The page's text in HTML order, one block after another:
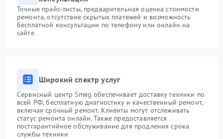
Точные прайс-листы, предварительная оценка стоимости
ремонта, отсутствие скрытых платежей и возможность
бесплатной консультации по телефону или онлайн на
сайте
Широкий спектр услуг
Сервисный центр Smeg обеспечивает доставку техники по
всей РФ, бесплатную диагностику и качественный ремонт,
включая срочный ремонт. Клиенты могут отслеживать
статус ремонта онлайн. Также предоставляется
постгарантийное обслуживание для продления срока
службы техники